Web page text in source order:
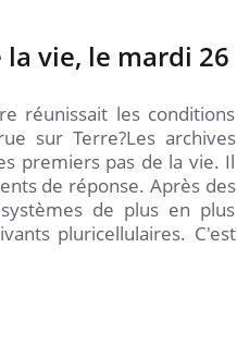
vie, le mardi 26
réunissait les conditions
sur Terre?Les archives
premiers pas de la vie. Il
de réponse. Après des
de plus en plus
pluricellulaires. C'est